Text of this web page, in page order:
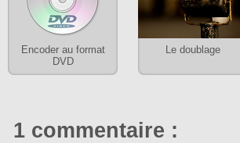
Encoder au format
DVD
Le doublage
1 commentaire :